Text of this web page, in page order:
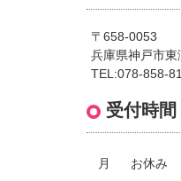
〒658-0053
兵庫県神戸市
TEL:078-858-
受付時間
月
お休み